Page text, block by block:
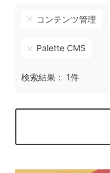
コンテンツ管理
Palette CMS
検索結果： 1件